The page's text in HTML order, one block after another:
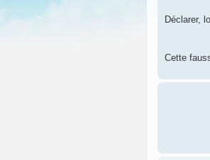
Déclarer,
Cette